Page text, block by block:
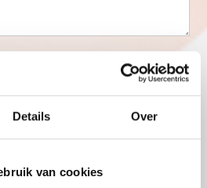
Details Over
van cookies